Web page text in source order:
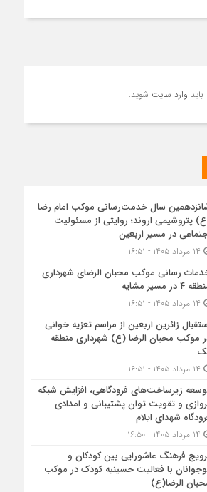
وارد سایت شوید.
سال خدمت‌رسانی موکب امام رضا
پتروشیمی اروند؛ روایتی از مسئولیت
در مسیر اربعین
رسانی موکب محبان الرضای شهرداری
۴ در مسیر مشایه
زائرین اربعین از مراسم تعزیه خوانی
موکب محبان الرضا (ع) شهرداری منطقه
زیرساخت‌های فرودگاهی، افزایش شبکه
و تقویت توان پشتیبانی و امدادی
شهدای ایلام
فرهنگ عاشورایی بین کودکان و
با فعالیت حسینیه کودک در موکب
الرضا(ع)